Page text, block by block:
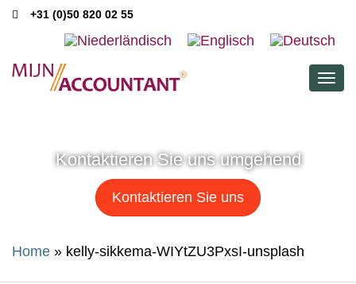
+31 (0)50 820 02 55
Kontaktieren Sie uns umgehend
Kontaktieren Sie uns
Home » kelly-sikkema-WIYtZU3PxsI-unsplash